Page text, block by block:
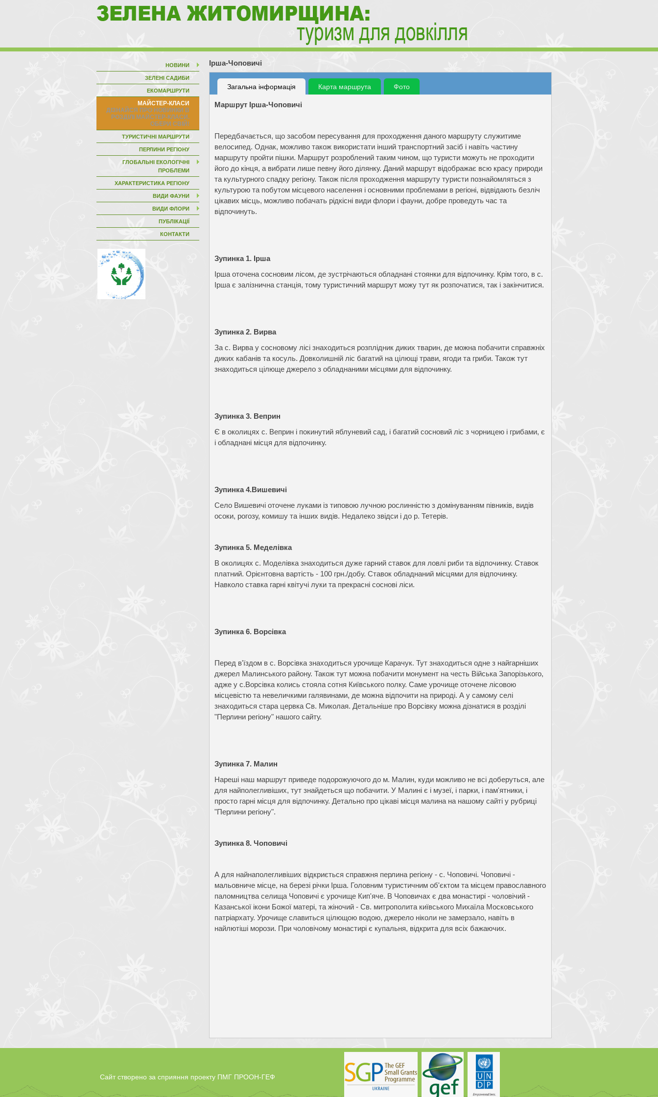
НОВИНИ
ЗЕЛЕНІ САДИБИ
ЕКОМАРШРУТИ
МАЙСТЕР-КЛАСИ
ТУРИСТИЧНІ МАРШРУТИ
ПЕРЛИНИ РЕГІОНУ
ГЛОБАЛЬНІ ЕКОЛОГІЧНІ
ПРОБЛЕМИ
ХАРАКТЕРИСТИКА РЕГІОНУ
ВИДИ ФАУНИ
ВИДИ ФЛОРИ
ПУБЛІКАЦІЇ
КОНТАКТИ
Ірша-Чоповичі
Загальна інформація Карта маршрута Фото
Маршрут Ірша-Чоповичі
Передбачається, що засобом пересування для проходження даного маршруту служитиме
велосипед. Однак, можливо також використати інший транспортний засіб і навіть частину
маршруту пройти пішки. Маршрут розроблений таким чином, що туристи можуть не проходити
його до кінця, а вибрати лише певну його ділянку. Даний маршрут відображає всю красу природи
та культурного спадку регіону. Також після проходження маршруту туристи познайомляться з
культурою та побутом місцевого населення і основними проблемами в регіоні, відвідають безліч
цікавих місць, можливо побачать рідкісні види флори і фауни, добре проведуть час та
відпочинуть.
Зупинка 1. Ірша
Ірша оточена сосновим лісом, де зустрічаються обладнані стоянки для відпочинку. Крім того, в с.
Ірша є залізнична станція, тому туристичний маршрут можу тут як розпочатися, так і закінчитися.
Зупинка 2. Вирва
За с. Вирва у сосновому лісі знаходиться розплідник диких тварин, де можна побачити справжніх
диких кабанів та косуль. Довколишній ліс багатий на цілющі трави, ягоди та гриби. Також тут
знаходиться цілюще джерело з обладнаними місцями для відпочинку.
Зупинка 3. Веприн
Є в околицях с. Веприн і покинутий яблуневий сад, і багатий сосновий ліс з чорницею і грибами, є
і обладнані місця для відпочинку.
Зупинка 4.Вишевичі
Село Вишевичі оточене луками із типовою лучною рослинністю з домінуванням півників, видів
осоки, рогозу, комишу та інших видів. Недалеко звідси і до р. Тетерів.
Зупинка 5. Меделівка
В околицях с. Моделівка знаходиться дуже гарний ставок для ловлі риби та відпочинку. Ставок
платний. Орієнтовна вартість - 100 грн./добу. Ставок обладнаний місцями для відпочинку.
Навколо ставка гарні квітучі луки та прекрасні соснові ліси.
Зупинка 6. Ворсівка
Перед в'їздом в с. Ворсівка знаходиться урочище Карачук. Тут знаходиться одне з найгарніших
джерел Малинського району. Також тут можна побачити монумент на честь Війська Запорізького,
адже у с.Ворсівка колись стояла сотня Київського полку. Саме урочище оточене лісовою
місцевістю та невеличкими галявинами, де можна відпочити на природі. А у самому селі
знаходиться стара цервка Св. Миколая. Детальніше про Ворсівку можна дізнатися в розділі
"Перлини регіону" нашого сайту.
Зупинка 7. Малин
Нареші наш маршрут приведе подорожуючого до м. Малин, куди можливо не всі доберуться, але
для найполегливіших, тут знайдеться що побачити. У Малині є і музеї, і парки, і пам'ятники, і
просто гарні місця для відпочинку. Детально про цікаві місця малина на нашому сайті у рубриці
"Перлини регіону".
Зупинка 8. Чоповичі
А для найнаполегливіших відкриється справжня перлина регіону - с. Чоповичі. Чоповичі -
мальовниче місце, на березі річки Ірша. Головним туристичним об'єктом та місцем православного
паломництва селища Чоповичі є урочище Кип'яче. В Чоповичах є два монастирі - чоловічий -
Казанської ікони Божої матері, та жіночий - Св. митрополита київського Михаїла Московського
патріархату. Урочище славиться цілющою водою, джерело ніколи не замерзало, навіть в
найлютіші морози. При чоловічому монастирі є купальня, відкрита для всіх бажаючих.
Сайт створено за сприяння проекту ПМГ ПРООН-ГЕФ